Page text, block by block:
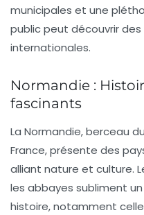
municipales et une
public peut découvrir
internationales.
Normandie :
fascinants
La Normandie, berceau du
France, présente des
alliant nature et culture.
les abbayes subliment
histoire, notamment